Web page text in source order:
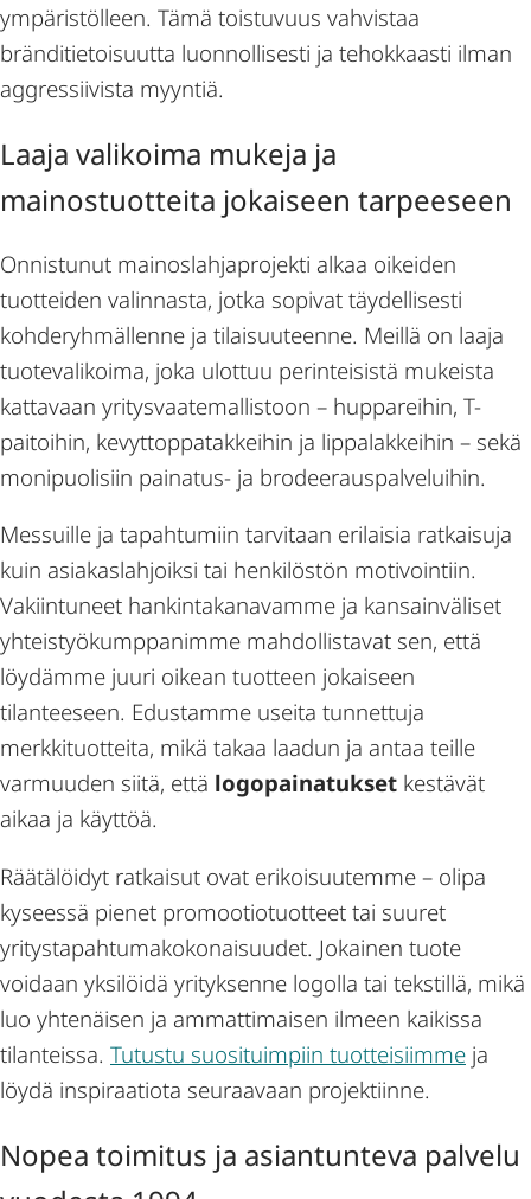
ympäristölleen. Tämä toistuvuus vahvistaa
bränditietoisuutta luonnollisesti ja tehokkaasti ilman
aggressiivista myyntiä.
Laaja valikoima mukeja ja
mainostuotteita jokaiseen tarpeeseen
Onnistunut mainoslahjaprojekti alkaa oikeiden
tuotteiden valinnasta, jotka sopivat täydellisesti
kohderyhmällenne ja tilaisuuteenne. Meillä on laaja
tuotevalikoima, joka ulottuu perinteisistä mukeista
kattavaan yritysvaatemallistoon – huppareihin, T-
paitoihin, kevyttoppatakkeihin ja lippalakkeihin – sekä
monipuolisiin painatus- ja brodeerauspalveluihin.
Messuille ja tapahtumiin tarvitaan erilaisia ratkaisuja
kuin asiakaslahjoiksi tai henkilöstön motivointiin.
Vakiintuneet hankintakanavamme ja kansainväliset
yhteistyökumppanimme mahdollistavat sen, että
löydämme juuri oikean tuotteen jokaiseen
tilanteeseen. Edustamme useita tunnettuja
merkkituotteita, mikä takaa laadun ja antaa teille
varmuuden siitä, että logopainatukset kestävät
aikaa ja käyttöä.
Räätälöidyt ratkaisut ovat erikoisuutemme – olipa
kyseessä pienet promootiotuotteet tai suuret
yritystapahtumakokonaisuudet. Jokainen tuote
voidaan yksilöidä yrityksenne logolla tai tekstillä, mikä
luo yhtenäisen ja ammattimaisen ilmeen kaikissa
tilanteissa. Tutustu suosituimpiin tuotteisiimme ja
löydä inspiraatiota seuraavaan projektiinne.
Nopea toimitus ja asiantunteva palvelu